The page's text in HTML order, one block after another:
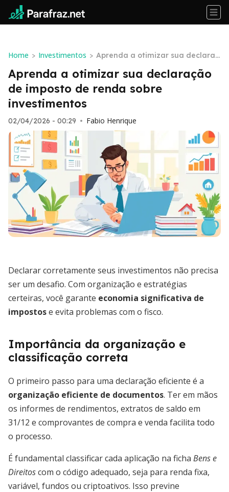
Home > Investimentos > Aprenda a otimizar sua declaraç
ão de imposto de renda sobre inv
estimentos
Aprenda a otimizar sua declaração
de imposto de renda sobre
investimentos
02/04/2026 - 00:29 • Fabio Henrique
Declarar corretamente seus investimentos não precisa
ser um desafio. Com organização e estratégias
certeiras, você garante economia significativa de
impostose evita problemas com o fisco.
Importância da organização e
classificação correta
O primeiro passo para uma declaração eficiente é a
organização eficiente de documentos. Ter em mãos
os informes de rendimentos, extratos de saldo em
31/12 e comprovantes de compra e venda facilita todo
o processo.
É fundamental classificar cada aplicação na ficha Bens e
Direitoscom o código adequado, seja para renda fixa,
variável, fundos ou criptoativos. Isso previne